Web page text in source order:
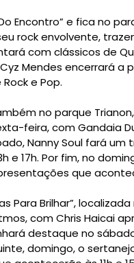
Encontro” e fica no
rock envolvente,
com clássicos de
Cyz Mendes encerrará
e Pop.
no parque
feira, com Gandaia
Nanny Soul fará
17h. Por fim, no
que
Para Brilhar”,
com Chris Haicai
destaque no
domingo, o